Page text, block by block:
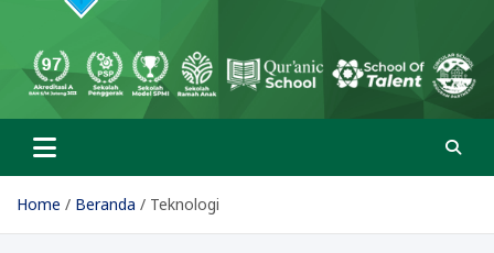
SD Aisyiyah Unggulan
Gemolong
Home Beranda Teknologi